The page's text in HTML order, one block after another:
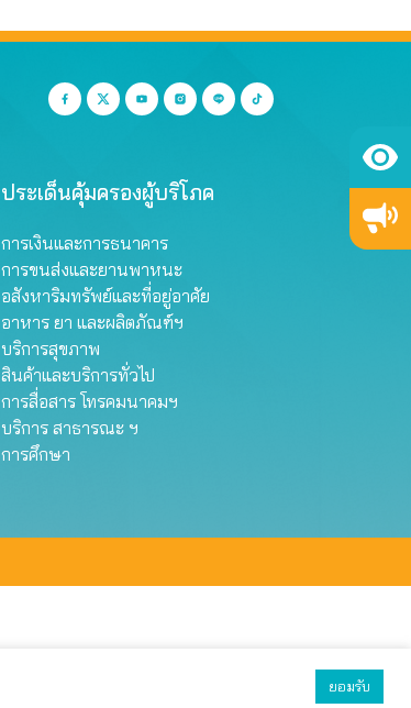
ประเด็นคุ้มครองผู้บริโภค
การเงินและการธนาคาร
การขนส่งและยานพาหนะ
อสังหาริมทรัพย์และที่อยู่อาศัย
อาหาร ยา และผลิตภัณฑ์ฯ
บริการสุขภาพ
สินค้าและบริการทั่วไป
การสื่อสาร โทรคมนาคมฯ
บริการ สาธารณะ ฯ
การศึกษา
ยอมรับ